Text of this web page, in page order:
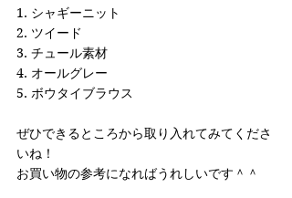
1. シャギーニット
2. ツイード
3. チュール素材
4. オールグレー
5. ボウタイブラウス
ぜひできるところから取り入れてみてくださ
いね！
お買い物の参考になればうれしいです＾＾